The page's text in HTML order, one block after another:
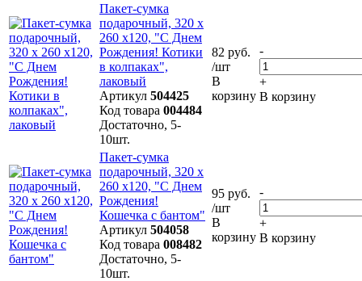
Пакет-сумка
подарочный, 320 х
260 х120, "С Днем
Рождения! Котики
в колпаках",
лаковый
Артикул 504425
Код товара 004484
Достаточно, 5-
10шт.
82 руб.
/шт
В
корзину
-
+
В корзину
Пакет-сумка
подарочный, 320 х
260 х120, "С Днем
Рождения!
Кошечка с бантом"
Артикул 504058
Код товара 008482
Достаточно, 5-
10шт.
95 руб.
/шт
В
корзину
-
+
В корзину